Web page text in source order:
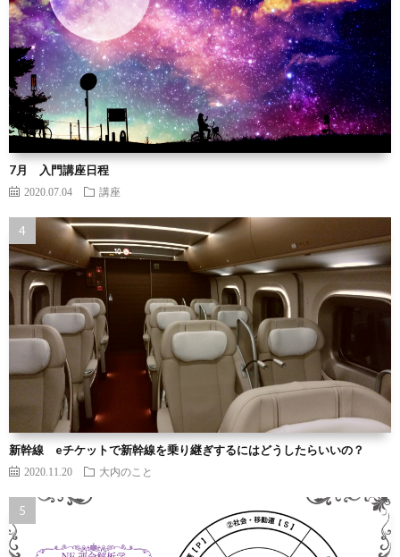
7月 入門講座日程
2020.07.04 講座
新幹線 eチケットで新幹線を乗り継ぎするにはどうしたらいいの？
2020.11.20 大内のこと